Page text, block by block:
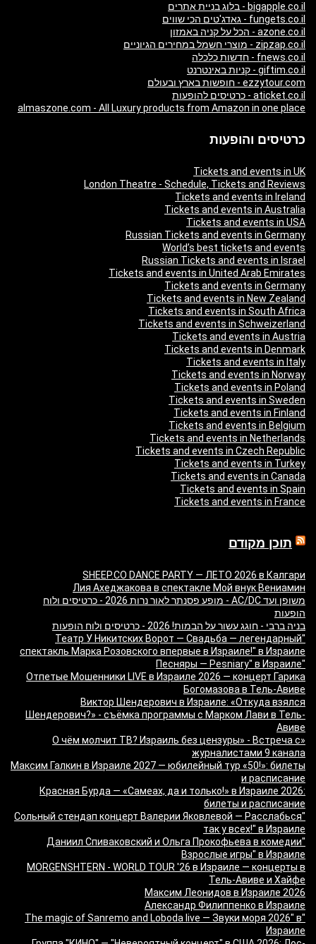
bigapple.co.il - בלוג בניית אתרים
fungets.co.il - גאדג'טים הכי שווים
azone.co.il - הכל על קניה באמזון
zipzap.co.il - מוצרי חשמל במחירים הגיוניים
fnews.co.il - חדשות כלכלה
giftim.co.il - קניות באינטרנט
ezzytour.com - חופשות בארץ ובעולם
aticket.co.il - כרטיסים להופעות
almaszone.com - All Luxury products from Amazon in one place
כרטיסים והופעות
Tickets and events in UK
London Theatre - Schedule, Tickets and Reviews
Tickets and events in Ireland
Tickets and events in Australia
Tickets and events in USA
Russian Tickets and events in Germany
World’s best tickets and events
Russian Tickets and events in Israel
Tickets and events in United Arab Emirates
Tickets and events in Germany
Tickets and events in New Zealand
Tickets and events in South Africa
Tickets and events in Schweizerland
Tickets and events in Austria
Tickets and events in Denmark
Tickets and events in Italy
Tickets and events in Norway
Tickets and events in Poland
Tickets and events in Sweden
Tickets and events in Finland
Tickets and events in Belgium
Tickets and events in Netherlands
Tickets and events in Czech Republic
Tickets and events in Turkey
Tickets and events in Canada
Tickets and events in Spain
Tickets and events in France
תוכן מקודם
SHEEP.CO DANCE PARTY — ЛЕТО 2026 в Калгари
Лия Ахеджакова в спектакле Мой внук Вениамин
משופן ועד AC/DC - מופע פסנתר לאור נרות 2026 - כרטיסים ולוח
הופעות
בניה ברבי - חוגג עשור על הבמות! 2026 - כרטיסים ולוח הופעות
"Театр У Никитских Ворот — Свадьба — легендарный
спектакль Марка Розовского впервые в Израиле!" в Израиле
"Песняры — Pesniary" в Израиле
Отпетые Мошенники LIVE в Израиле 2026 — концерт Гарика
Богомазова в Тель-Авиве
Виктор Шендерович в Израиле: «Откуда взялся
Шендерович?» - съёмка программы с Марком Лави в Тель-
Авиве
«О чём молчит ТВ? Израиль без цензуры» - Встреча с
журналистами 9 канала
Максим Галкин в Израиле 2027 — юбилейный тур «50!»: билеты
и расписание
Красная Бурда — «Самеах, да и только!» в Израиле 2026:
билеты и расписание
"Сольный стендап концерт Валерии Яковлевой — Расслабься
так у всех!" в Израиле
"Даниил Спиваковский и Ольга Прокофьева в комедии
Взрослые игры" в Израиле
MORGENSHTERN - WORLD TOUR '26 в Израиле — концерты в
Тель-Авиве и Хайфе
Максим Леонидов в Израиле 2026
Александр Филиппенко в Израиле
"The magic of Sanremo and Loboda live — Звуки моря 2026" в
Израиле